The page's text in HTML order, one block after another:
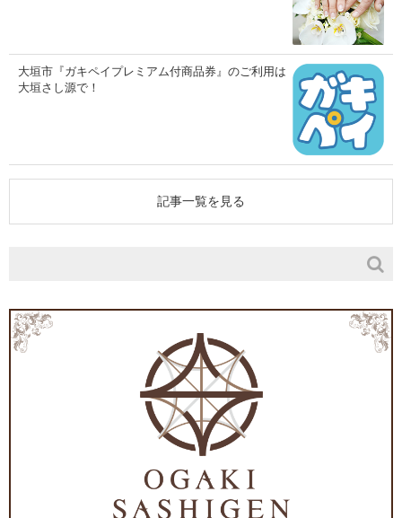
大垣市『ガキペイプレミアム付商品券』のご利用は
大垣さし源で！
記事一覧を見る